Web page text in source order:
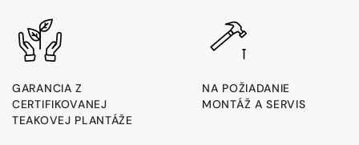
GARANCIA Z
CERTIFIKOVANEJ
TEAKOVEJ PLANTÁŽE
NA POŽIADANIE
MONTÁŽ A SERVIS